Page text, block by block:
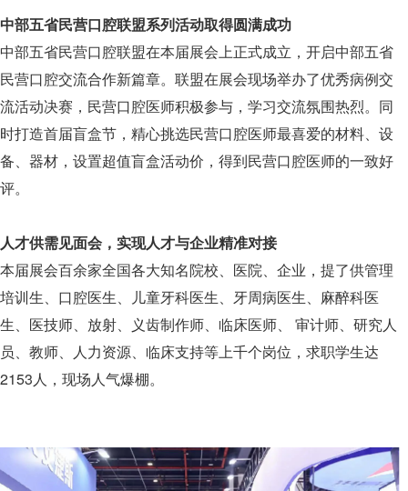
中部五省民营口腔联盟系列活动取得圆满成功
中部五省民营口腔联盟在本届展会上正式成立，开启中部五省
民营口腔交流合作新篇章。联盟在展会现场举办了优秀病例交
流活动决赛，民营口腔医师积极参与，学习交流氛围热烈。同
时打造首届盲盒节，精心挑选民营口腔医师最喜爱的材料、设
备、器材，设置超值盲盒活动价，得到民营口腔医师的一致好
评。
人才供需见面会，实现人才与企业精准对接
本届展会百余家全国各大知名院校、医院、企业，提了供管理
培训生、口腔医生、儿童牙科医生、牙周病医生、麻醉科医
生、医技师、放射、义齿制作师、临床医师、 审计师、研究人
员、教师、人力资源、临床支持等上千个岗位，求职学生达
2153人，现场人气爆棚。